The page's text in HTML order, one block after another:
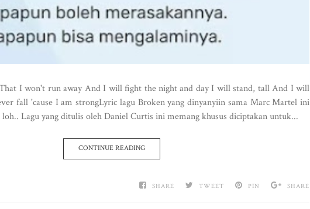
I won't run away And I will fight the night and day I will stand, tall And I will
fall 'cause I am strongLyric lagu Broken yang dinyanyiin sama Marc Martel ini
loh.. Lagu yang ditulis oleh Daniel Curtis ini memang khusus diciptakan untuk...
CONTINUE READING
SHARE TWEET PIN SHARE